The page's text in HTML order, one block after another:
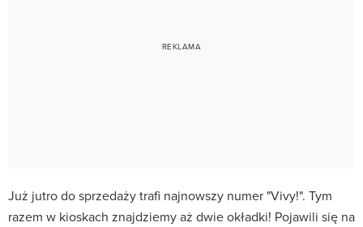
Już jutro do sprzedaży trafi najnowszy numer "Vivy!". Tym
razem w kioskach znajdziemy aż dwie okładki! Pojawili się na